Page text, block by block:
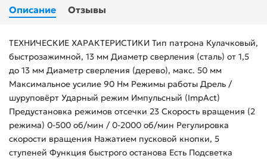
Описание Отзывы
ТЕХНИЧЕСКИЕ ХАРАКТЕРИСТИКИ Тип патрона Кулачковый,
быстрозажимной, 13 мм Диаметр сверления (сталь) от 1,5
до 13 мм Диаметр сверления (дерево), макс. 50 мм
Максимальное усилие 90 Нм Режимы работы Дрель /
шуруповёрт Ударный режим Импульсный (ImpAct)
Предустановка режимов отсечки 23 Скорость вращения (2
режима) 0-500 об/мин / 0-2000 об/мин Регулировка
скорости вращения Нажатием пусковой кнопки, 5
ступеней Функция быстрого останова Есть Подсветка